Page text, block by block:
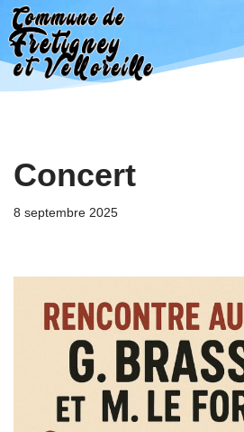
Aller
au
contenu
Concert
8 septembre 2025